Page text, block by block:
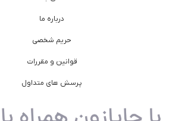
درباره ما
حریم شخصی
قوانین و مقررات
پرسش های متداول